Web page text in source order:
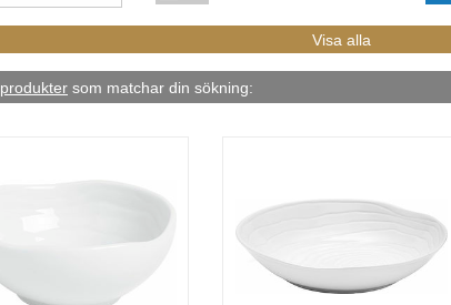
produkter som matchar din sökning: